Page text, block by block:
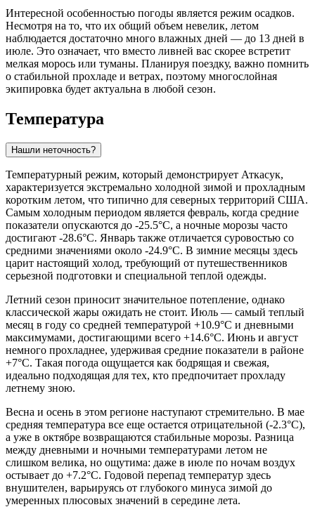
Интересной особенностью погоды является режим осадков.
Несмотря на то, что их общий объем невелик, летом
наблюдается достаточно много влажных дней — до 13 дней в
июле. Это означает, что вместо ливней вас скорее встретит
мелкая морось или туманы. Планируя поездку, важно помнить
о стабильной прохладе и ветрах, поэтому многослойная
экипировка будет актуальна в любой сезон.
Температура
Нашли неточность?
Температурный режим, который демонстрирует Аткасук,
характеризуется экстремально холодной зимой и прохладным
коротким летом, что типично для северных территорий США.
Самым холодным периодом является февраль, когда средние
показатели опускаются до -25.5°C, а ночные морозы часто
достигают -28.6°C. Январь также отличается суровостью со
средними значениями около -24.9°C. В зимние месяцы здесь
царит настоящий холод, требующий от путешественников
серьезной подготовки и специальной теплой одежды.
Летний сезон приносит значительное потепление, однако
классической жары ожидать не стоит. Июль — самый теплый
месяц в году со средней температурой +10.9°C и дневными
максимумами, достигающими всего +14.6°C. Июнь и август
немного прохладнее, удерживая средние показатели в районе
+7°C. Такая погода ощущается как бодрящая и свежая,
идеально подходящая для тех, кто предпочитает прохладу
летнему зною.
Весна и осень в этом регионе наступают стремительно. В мае
средняя температура все еще остается отрицательной (-2.3°C),
а уже в октябре возвращаются стабильные морозы. Разница
между дневными и ночными температурами летом не
слишком велика, но ощутима: даже в июле по ночам воздух
остывает до +7.2°C. Годовой перепад температур здесь
внушителен, варьируясь от глубокого минуса зимой до
умеренных плюсовых значений в середине лета.